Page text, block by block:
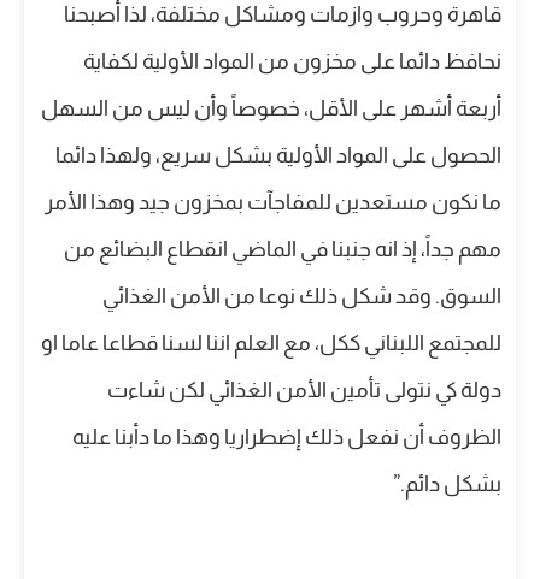
قاهرة وحروب وازمات ومشاكل مختلفة، لذا أصبحنا
نحافظ دائما على مخزون من المواد الأولية لكفاية
أربعة أشهر على الأقل، خصوصاً وأن ليس من السهل
الحصول على المواد الأولية بشكل سريع، ولهذا دائما
ما نكون مستعدين للمفاجآت بمخزون جيد وهذا الأمر
مهم جداً، إذ انه جنبنا في الماضي انقطاع البضائع من
السوق. وقد شكل ذلك نوعا من الأمن الغذائي
للمجتمع اللبناني ككل، مع العلم اننا لسنا قطاعا عاما او
دولة كي نتولى تأمين الأمن الغذائي لكن شاءت
الظروف أن نفعل ذلك إضطراريا وهذا ما دأبنا عليه
بشكل دائم.”